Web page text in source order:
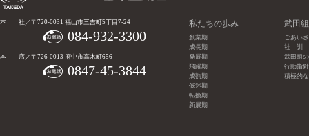
本 社／〒720-0031 福山市三吉町5丁目7-24
084-932-3300
本 店／〒726-0013 府中市高木町656
0847-45-3844
私たちの歩み
創業期
成長期
発展期
飛躍期
成熟期
低迷期
転換期
新展期
武田
ごあい
社 訓
武田組
行動指針
積極的